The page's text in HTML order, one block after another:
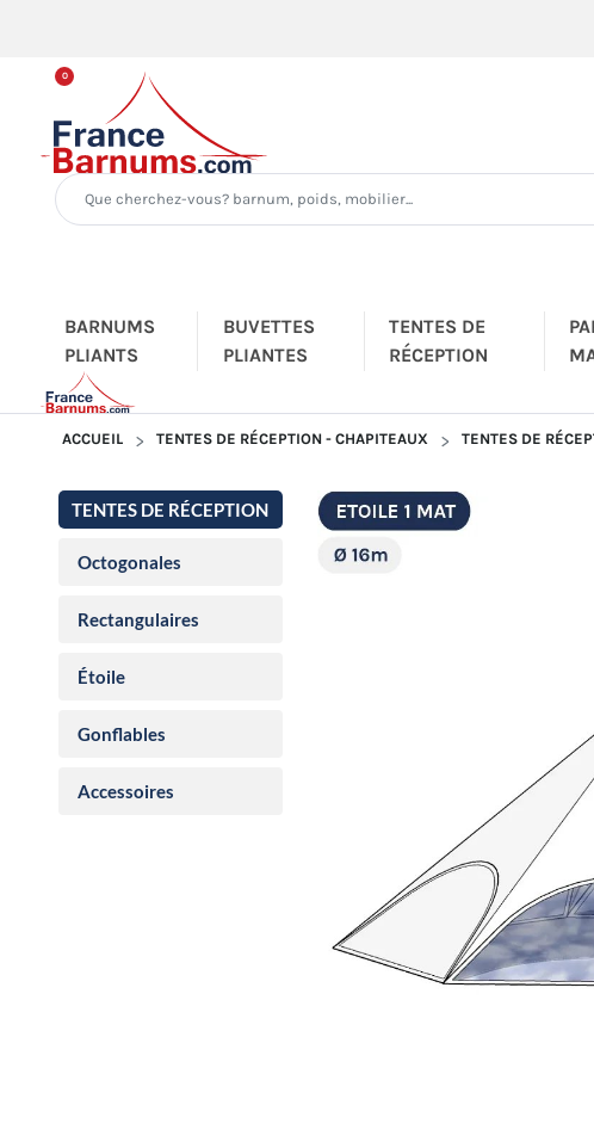
0
BARNUMS
PLIANTS
BUVETTES
PLIANTES
TENTES DE
RÉCEPTION
ACCUEIL TENTES DE RÉCEPTION - CHAPITEAUX TENTES DE
TENTES DE RÉCEPTION
Octogonales
Rectangulaires
Étoile
Gonflables
Accessoires